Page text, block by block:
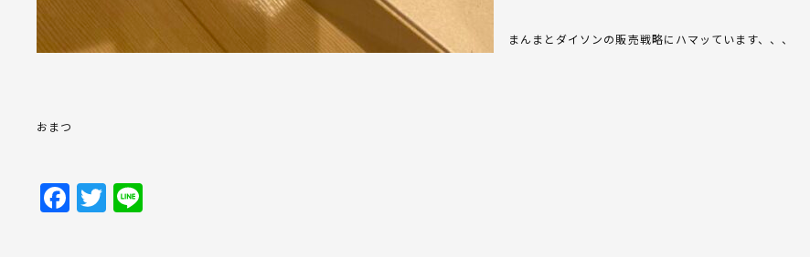
まんまとダイソンの販売戦略にハマッています、、、
おまつ
Facebook
Twitter